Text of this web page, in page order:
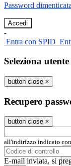
Password
-
Entra con SPID
Seleziona utente
button close ×
Recupero
button close ×
all'indirizzo indicato
E-mail inviata, si